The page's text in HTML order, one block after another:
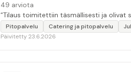
49 arviota
“Tilaus toimitettiin täsmällisesti ja olivat
Pitopalvelu Catering ja pitopalvelu
Päivitetty 23.6.2026